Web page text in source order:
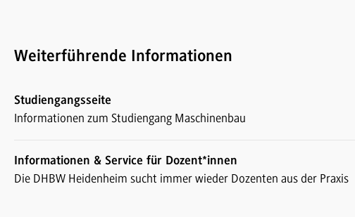
Weiterführende Informationen
Studiengangsseite
Informationen zum Studiengang Maschinenbau
Informationen & Service für Dozent*innen
Die DHBW Heidenheim sucht immer wieder Dozenten aus der Praxis